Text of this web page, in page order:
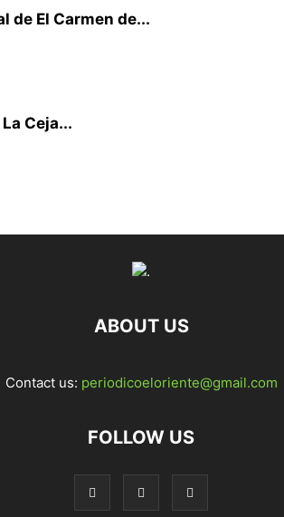
de El Carmen de...
Ceja...
ABOUT US
Contact us: periodicoeloriente@gmail.com
FOLLOW US